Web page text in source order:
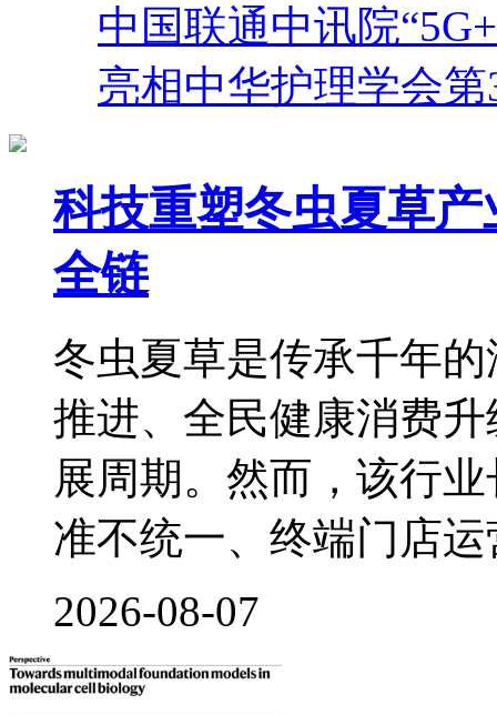
中国联通中讯院
亮相中华护理学会
科技重塑冬虫夏草
全链
冬虫夏草是传承千年
推进、全民健康消费
展周期。然而，该行
准不统一、终端门店运
2026-08-07